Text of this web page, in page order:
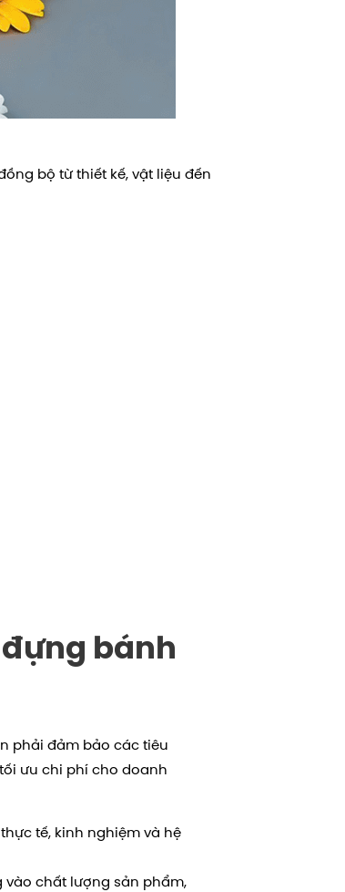
bộ từ thiết kế, vật liệu đến
bánh
phải đảm bảo các tiêu
ưu chi phí cho doanh
tế, kinh nghiệm và hệ
vào chất lượng sản phẩm,